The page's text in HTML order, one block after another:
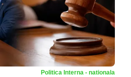
Politica Interna - nationala